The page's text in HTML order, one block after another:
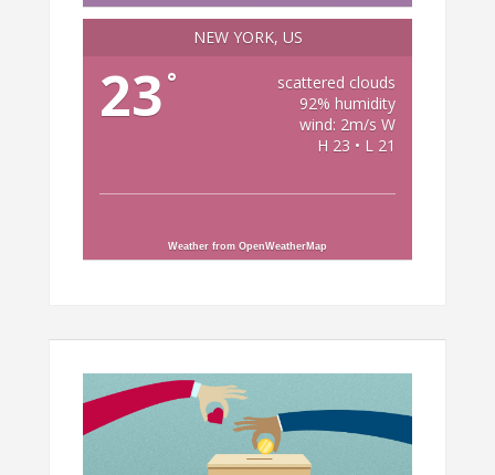
NEW YORK, US
23 °
scattered clouds
92% humidity
wind: 2m/s W
H 23 • L 21
Weather from OpenWeatherMap